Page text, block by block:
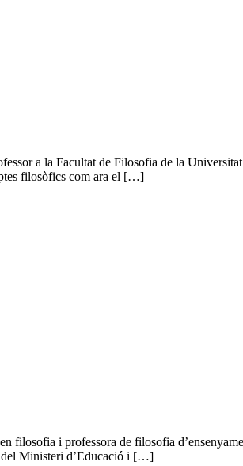
a la Facultat de Filosofia de la
filosòfics com ara el […]
i professora de filosofia
del Ministeri d’Educació i […]